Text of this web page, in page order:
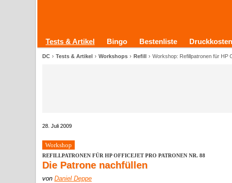
Tests & Artikel Bingo Bestenliste
DC Tests & Artikel Workshops Refill Workshop: Refillpatronen für HP
28. Juli 2009
Workshop
REFILLPATRONEN FÜR HP OFFICEJET PRO PATRONEN NR. 88
Die Patrone nachfüllen
von Daniel Deppe